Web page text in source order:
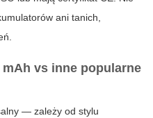
ani tanich,
vs inne popularne
— zależy od stylu